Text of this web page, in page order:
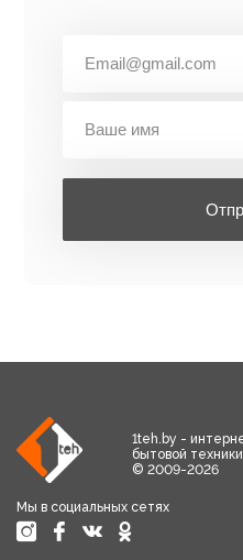
1teh.by -
бытовой техники
© 2009-2026
Мы в социальных сетях